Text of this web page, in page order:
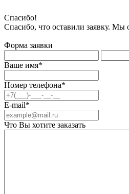
Спасибо!
Спасибо, что оставили заявку. Мы
Форма заявки
Ваше имя*
Номер телефона*
E-mail*
Что Вы хотите заказать